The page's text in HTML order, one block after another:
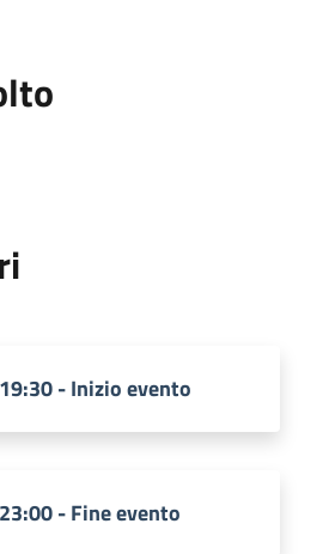
19:30 - Inizio evento
23:00 - Fine evento